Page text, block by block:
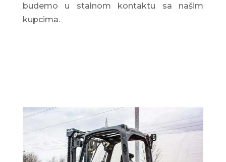
budemo u stalnom kontaktu sa našim
kupcima.